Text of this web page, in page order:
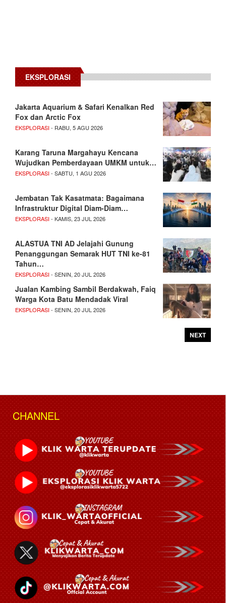
EKSPLORASI
Jakarta Aquarium & Safari Kenalkan Red
Fox dan Arctic Fox
EKSPLORASI- RABU, 5 AGU 2026
Karang Taruna Margahayu Kencana
Wujudkan Pemberdayaan UMKM untuk…
EKSPLORASI- SABTU, 1 AGU 2026
Jembatan Tak Kasatmata: Bagaimana
Infrastruktur Digital Diam-Diam…
EKSPLORASI- KAMIS, 23 JUL 2026
ALASTUA TNI AD Jelajahi Gunung
Penanggungan Semarak HUT TNI ke-81
Tahun…
EKSPLORASI- SENIN, 20 JUL 2026
Jualan Kambing Sambil Berdakwah, Faiq
Warga Kota Batu Mendadak Viral
EKSPLORASI- SENIN, 20 JUL 2026
NEXT
CHANNEL